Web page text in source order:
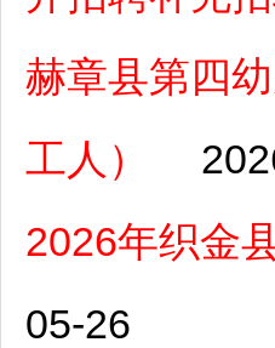
赫章县第四
工人）
2026年织金
05-26